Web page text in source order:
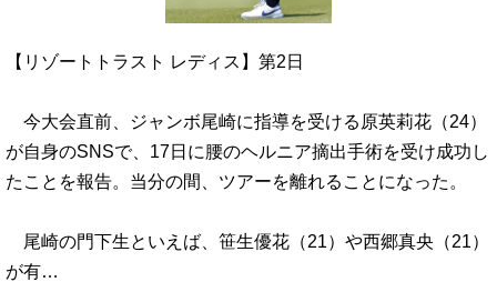
【リゾートトラスト レディス】第2日
今大会直前、ジャンボ尾崎に指導を受ける原英莉花（24）
が自身のSNSで、17日に腰のヘルニア摘出手術を受け成功し
たことを報告。当分の間、ツアーを離れることになった。
尾崎の門下生といえば、笹生優花（21）や西郷真央（21）
が有…